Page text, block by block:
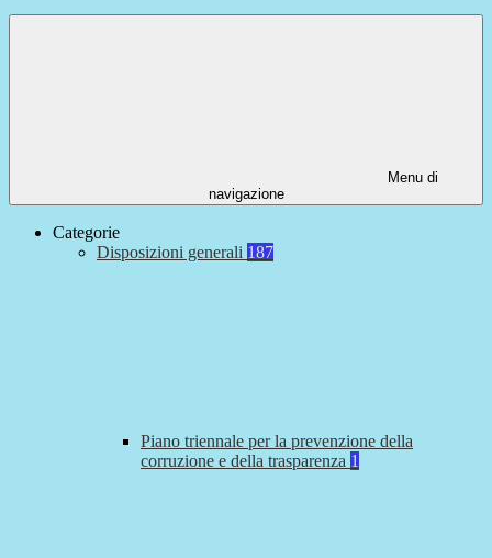
Menu di
navigazione
Categorie
Disposizioni generali 187
Piano triennale per la prevenzione della
corruzione e della trasparenza 1